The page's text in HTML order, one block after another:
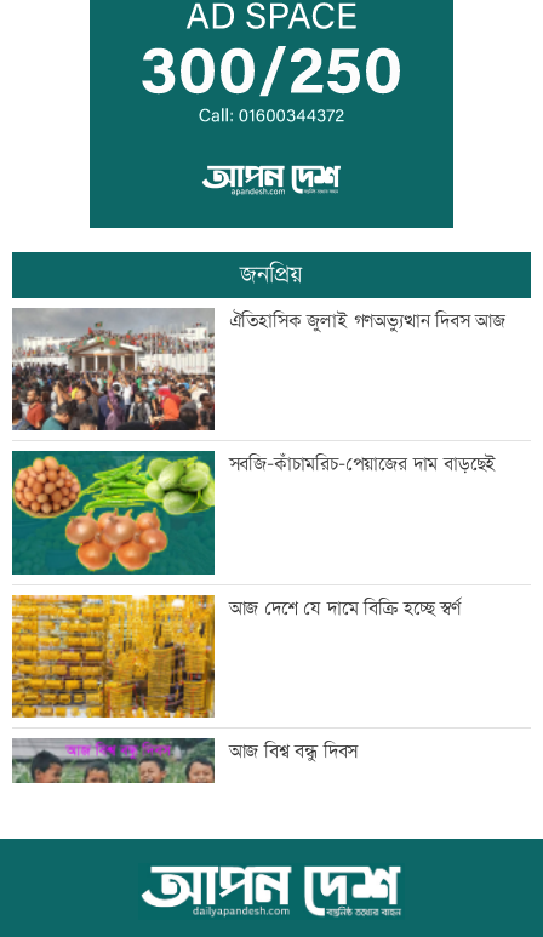
টেলিভিশনে আজকের যত খেলা
শুক্রবার রাজধানীর যেসব মার্কেট-দর্শনীয় স্থান
বন্ধ
সাতসকালে সড়কে ঝরল ছয় প্রাণ
আজ দেশের স্বর্ণের ভরি কত
শ্বশুরের শাহাদতবার্ষিকীর দোয়া মাহফিলে
প্রধানমন্ত্রী
প্রাইম মিনিস্টার গোল্ডকাপ ফুটবল টুর্নামেন্টে
সংঘর্ষ, আহত ২৪
এসএসসির ফলপ্রকাশ ১০ আগস্ট, যেভাবে
জানা যাবে
জনপ্রিয়
ঐতিহাসিক জুলাই গণঅভ্যুত্থান দিবস আজ
সবজি-কাঁচামরিচ-পেয়াজের দাম বাড়ছেই
আজ দেশে যে দামে বিক্রি হচ্ছে স্বর্ণ
আজ বিশ্ব বন্ধু দিবস
স্কুল ছাত্রীকে দলবদ্ধ ধর্ষণসহ ভিডিও ধারণ